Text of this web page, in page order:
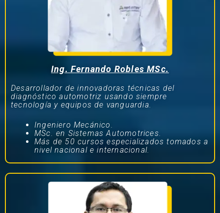
Ing. Fernando Robles MSc.
Desarrollador de innovadoras técnicas del
diagnóstico automotriz usando siempre
tecnología y equipos de vanguardia.
Ingeniero Mecánico.
MSc. en Sistemas Automotrices.
Más de 50 cursos especializados tomados a
nivel nacional e internacional.